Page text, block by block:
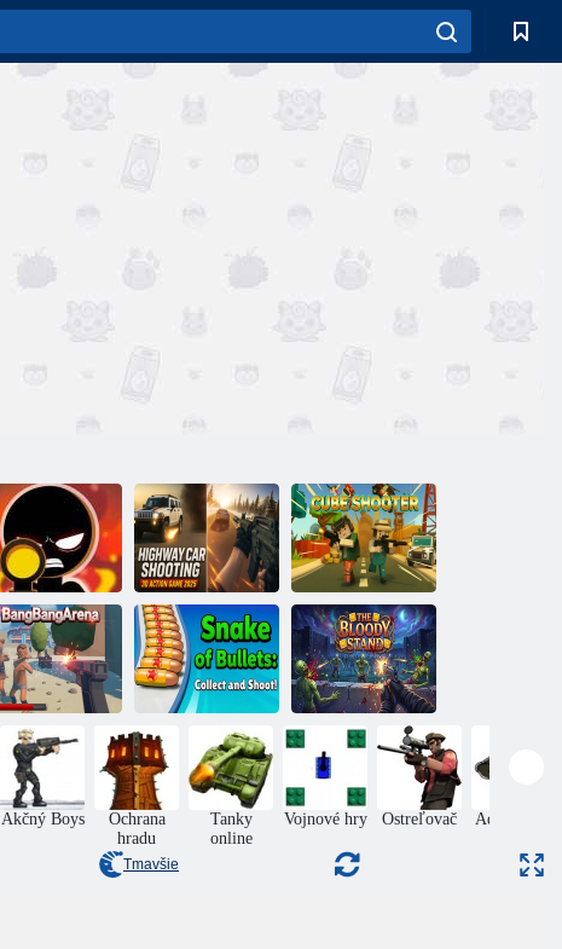
Ostreľovacia
strela 3D
Highway: Car
Racing 3D
Action 2025
Kocka strelec
Bang Bang
Arena
Bullet Snake:
Zbierajte a
strieľajte!
Krvavá
konfrontácia
Akčný Boys
Ochrana
hradu
Tanky
online
Vojnové hry Ostreľovač Adventures
Tmavšie